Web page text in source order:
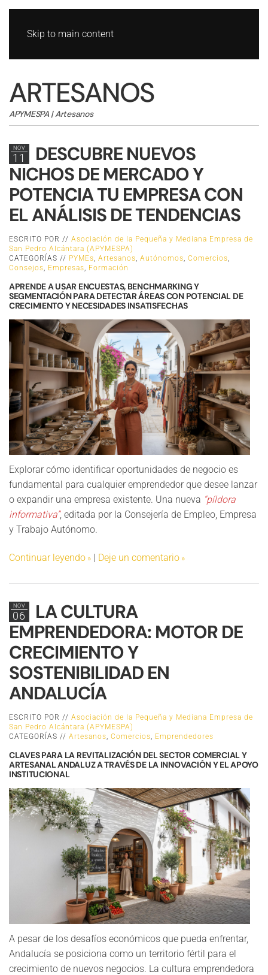
Skip to main content
ARTESANOS
APYMESPA | Artesanos
NOV
11
DESCUBRE NUEVOS
NICHOS DE MERCADO Y
POTENCIA TU EMPRESA CON
EL ANÁLISIS DE TENDENCIAS
ESCRITO POR // Asociación de la Pequeña y Mediana Empresa de
San Pedro Alcántara (APYMESPA)
CATEGORÍAS // PYMEs Artesanos Autónomos Comercios
Consejos
Empresas Formación
APRENDE A USAR ENCUESTAS, BENCHMARKING Y
SEGMENTACIÓN PARA DETECTAR ÁREAS CON POTENCIAL DE
CRECIMIENTO Y NECESIDADES INSATISFECHAS
Explorar cómo identificar oportunidades de negocio es
fundamental para cualquier emprendedor que desee lanzar
o expandir una empresa existente. Una nueva “píldora
informativa”, editada por la Consejería de Empleo, Empresa
y Trabajo Autónomo.
Continuar leyendo Deje un comentario
NOV
06
LA CULTURA
EMPRENDEDORA: MOTOR DE
CRECIMIENTO Y
SOSTENIBILIDAD EN
ANDALUCÍA
ESCRITO POR // Asociación de la Pequeña y Mediana Empresa de
San Pedro Alcántara (APYMESPA)
CATEGORÍAS // Artesanos, Comercios, Emprendedores
CLAVES PARA LA REVITALIZACIÓN DEL SECTOR COMERCIAL Y
ARTESANAL ANDALUZ A TRAVÉS DE LA INNOVACIÓN Y EL APOYO
INSTITUCIONAL
A pesar de los desafíos económicos que pueda enfrentar,
Andalucía se posiciona como un territorio fértil para el
crecimiento de nuevos negocios. La cultura emprendedora